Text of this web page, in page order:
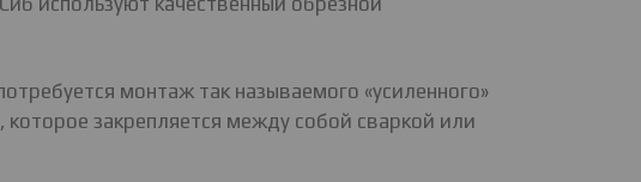
монтаж так называемого «усиленного»
закрепляется между собой сваркой или